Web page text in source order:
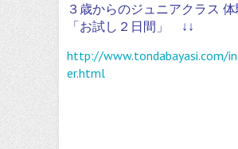
３歳からのジュニアクラス
「お試し２日間」 ↓↓
http://www.tondabayasi.com/
er.html